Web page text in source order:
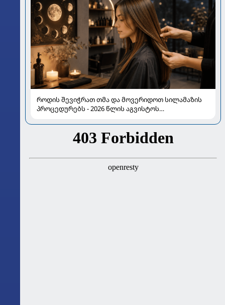
როდის შევიჭრათ თმა და მოვერიდოთ სილამაზის
პროცედურებს - 2026 წლის აგვისტოს